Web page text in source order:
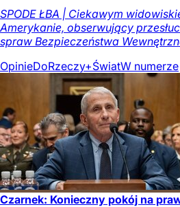
SPODE ŁBA | Ciekawym
Amerykanie, obserwujący
spraw Bezpieczeństwa
OpinieDoRzeczy+ŚwiatW numerze
Czarnek: Konieczny pokój na